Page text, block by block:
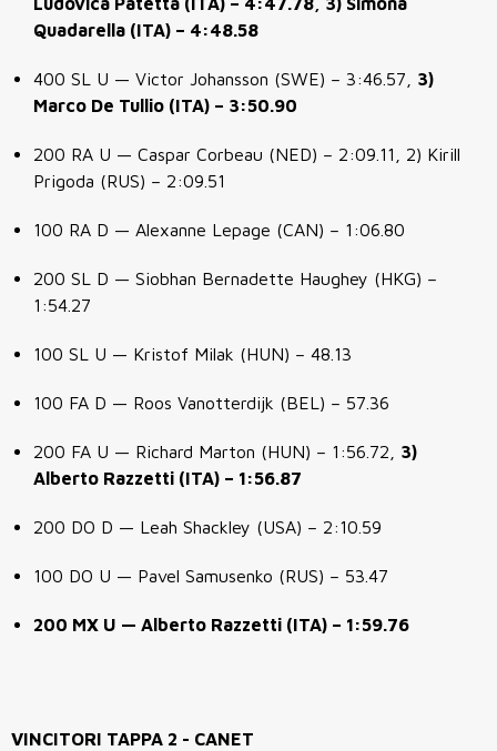
Quadarella (ITA) – 4:48.58
400 SL U — Victor Johansson (SWE) – 3:46.57, 3)
Marco De Tullio (ITA) – 3:50.90
200 RA U — Caspar Corbeau (NED) – 2:09.11, 2) Kirill
Prigoda (RUS) – 2:09.51
100 RA D — Alexanne Lepage (CAN) – 1:06.80
200 SL D — Siobhan Bernadette Haughey (HKG) –
1:54.27
100 SL U — Kristof Milak (HUN) – 48.13
100 FA D — Roos Vanotterdijk (BEL) – 57.36
200 FA U — Richard Marton (HUN) – 1:56.72, 3)
Alberto Razzetti (ITA) – 1:56.87
200 DO D — Leah Shackley (USA) – 2:10.59
100 DO U — Pavel Samusenko (RUS) – 53.47
200 MX U — Alberto Razzetti (ITA) – 1:59.76
VINCITORI TAPPA 2 - CANET